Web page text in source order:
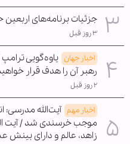
جزئیات برنامه‌های
۳ روز قبل
اخبار جهان یاوه‌گویی ترامپ
رهبر آن را هدف قرار
۲ روز قبل
اخبار مهم آیت‌الله مدرسی:
موجب خرسندی شد / آیت
زاهد، عالم و دارای